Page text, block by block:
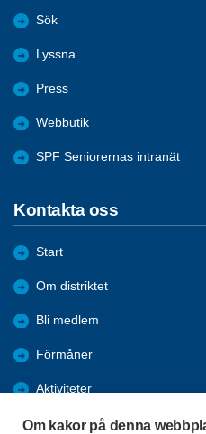
Om kakor på denna
Sök
Lyssna
Press
Webbutik
SPF Seniorernas intranät
Kontakta oss
Start
Om distriktet
Bli medlem
Förmåner
Aktiviteter
Nyheter